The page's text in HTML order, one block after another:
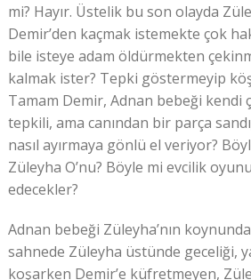
mi? Hayır. Üstelik bu son olayda
Demir’den kaçmak istemekte çok
bile isteye adam öldürmekten
kalmak ister? Tepki göstermeyip
Tamam Demir, Adnan bebeği kendi
tepkili, ama canından bir parça
nasıl ayırmaya gönlü el veriyor?
Züleyha O’nu? Böyle mi evcilik
edecekler?
Adnan bebeği Züleyha’nın
sahnede Züleyha üstünde geceliği,
koşarken Demir’e küfretmeyen,